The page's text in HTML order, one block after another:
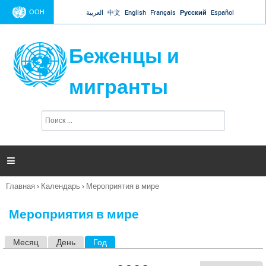
Jump to navigation
ООН العربية 中文 English Français Русский Español
Беженцы и
мигранты
п
и

Вы
Главная › Календарь › Мероприятия в мире
Мероприятия в мире
Месяц День Год